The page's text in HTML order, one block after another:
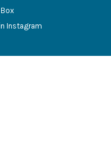
Instagram